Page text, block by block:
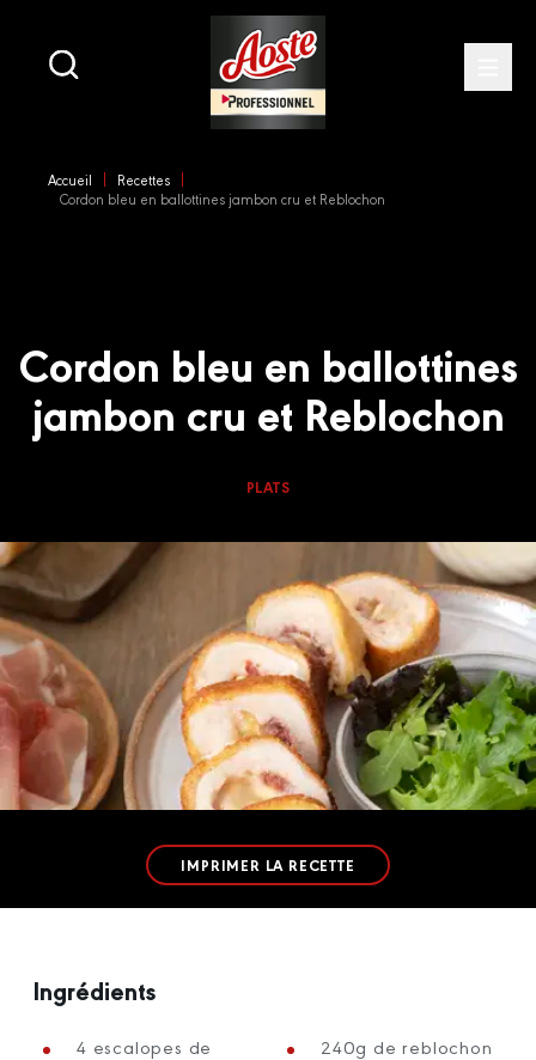
Accueil
Recettes
Cordon bleu en ballottines jambon cru et Reblochon
Cordon bleu en ballottines
jambon cru et Reblochon
PLATS
IMPRIMER LA RECETTE
Ingrédients
4 escalopes de
240g de reblochon